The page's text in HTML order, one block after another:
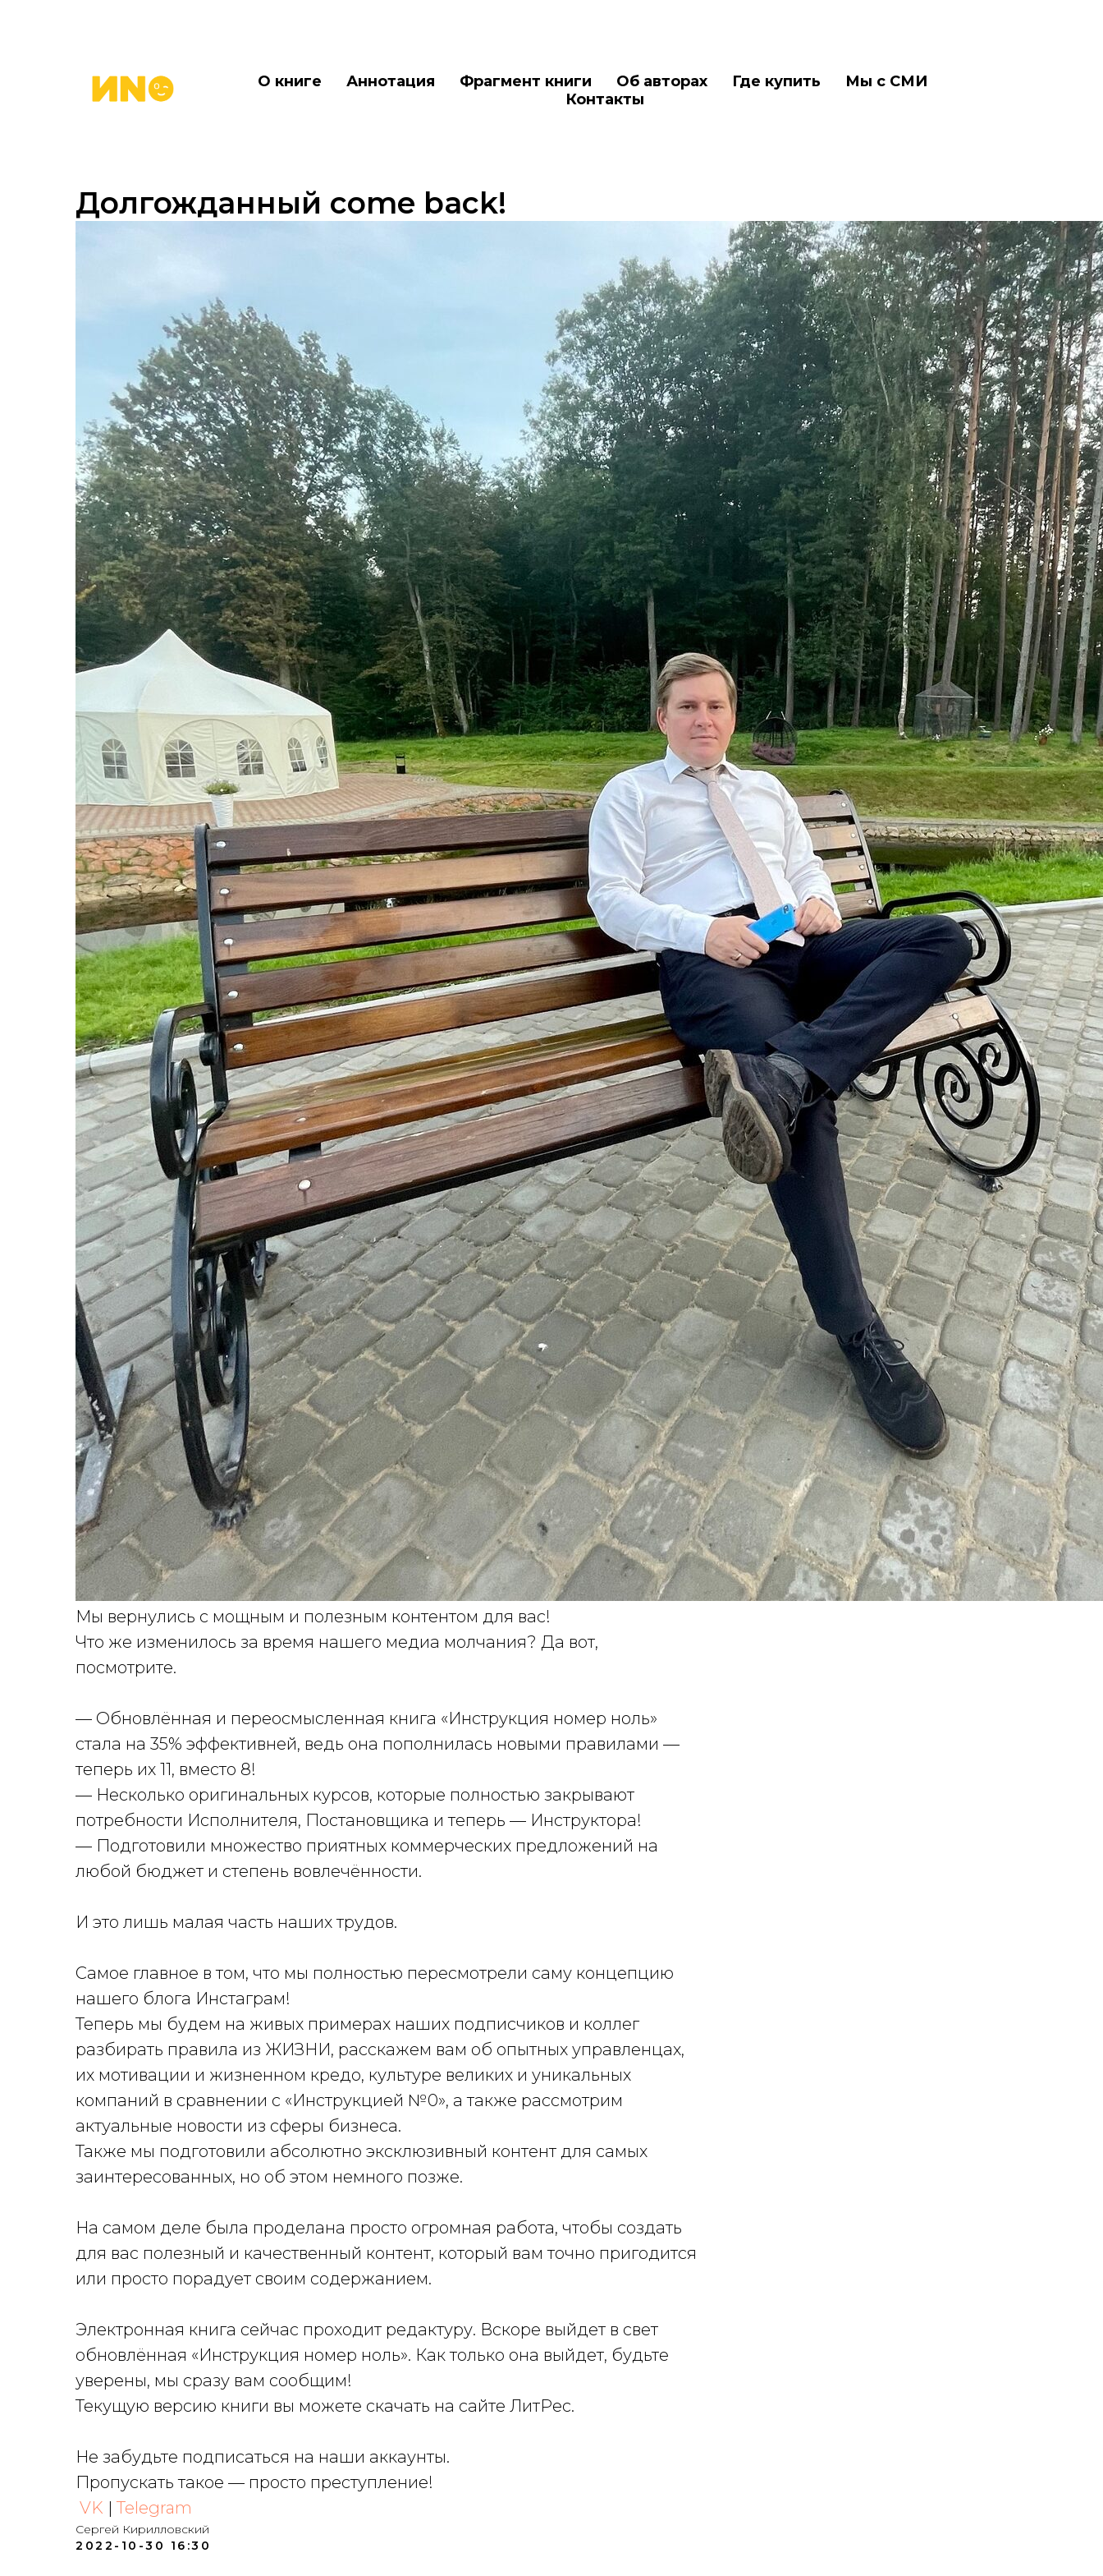
О книге Аннотация Фрагмент книги Об авторах Где купить
Мы с СМИ
Контакты
Долгожданный come back!
Мы вернулись с мощным и полезным контентом для вас!
Что же изменилось за время нашего медиа молчания? Да вот,
посмотрите.
— Обновлённая и переосмысленная книга «Инструкция номер ноль»
стала на 35% эффективней, ведь она пополнилась новыми правилами —
теперь их 11, вместо 8!
— Несколько оригинальных курсов, которые полностью закрывают
потребности Исполнителя, Постановщика и теперь — Инструктора!
— Подготовили множество приятных коммерческих предложений на
любой бюджет и степень вовлечённости.
И это лишь малая часть наших трудов.
Самое главное в том, что мы полностью пересмотрели саму концепцию
нашего блога Инстаграм!
Теперь мы будем на живых примерах наших подписчиков и коллег
разбирать правила из ЖИЗНИ, расскажем вам об опытных управленцах,
их мотивации и жизненном кредо, культуре великих и уникальных
компаний в сравнении с «Инструкцией №0», а также рассмотрим
актуальные новости из сферы бизнеса.
Также мы подготовили абсолютно эксклюзивный контент для самых
заинтересованных, но об этом немного позже.
На самом деле была проделана просто огромная работа, чтобы создать
для вас полезный и качественный контент, который вам точно пригодится
или просто порадует своим содержанием.
Электронная книга сейчас проходит редактуру. Вскоре выйдет в свет
обновлённая «Инструкция номер ноль». Как только она выйдет, будьте
уверены, мы сразу вам сообщим!
Текущую версию книги вы можете скачать на сайте ЛитРес.
Не забудьте подписаться на наши аккаунты.
Пропускать такое — просто преступление!
VK | Telegram
Сергей Кирилловский
2022-10-30 16:30